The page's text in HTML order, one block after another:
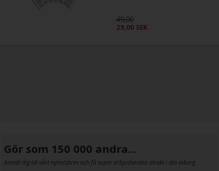
49,00
29,00 SEK
Gör som 150 000 andra...
Anmäl dig till vårt nyhetsbrev och få super erbjudanden direkt i din inkorg.